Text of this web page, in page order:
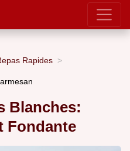
Rapides
Blanches:
Fondante